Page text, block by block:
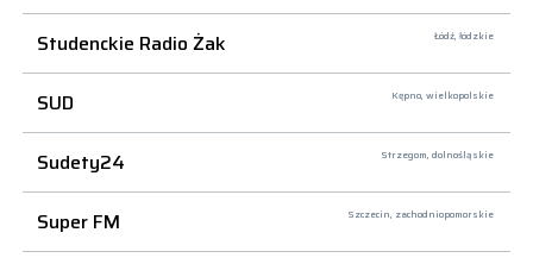
Studenckie Radio Żak Łódź, łódzkie
SUD Kępno, wielkopolskie
Sudety24 Strzegom, dolnośląskie
Super FM Szczecin, zachodniopomorskie